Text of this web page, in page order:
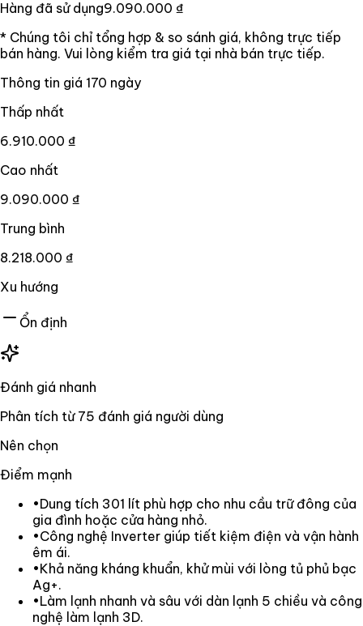
Hàng đã sử dụng9.090.000 ₫
* Chúng tôi chỉ tổng hợp & so sánh giá, không trực tiếp
bán hàng. Vui lòng kiểm tra giá tại nhà bán trực tiếp.
Thông tin giá 170 ngày
Thấp nhất
6.910.000 ₫
Cao nhất
9.090.000 ₫
Trung bình
8.218.000 ₫
Xu hướng
Ổn định
Đánh giá nhanh
Phân tích từ 75 đánh giá người dùng
Nên chọn
Điểm mạnh
•Dung tích 301 lít phù hợp cho nhu cầu trữ đông của
gia đình hoặc cửa hàng nhỏ.
•Công nghệ Inverter giúp tiết kiệm điện và vận hành
êm ái.
•Khả năng kháng khuẩn, khử mùi với lòng tủ phủ bạc
Ag+.
•Làm lạnh nhanh và sâu với dàn lạnh 5 chiều và công
nghệ làm lạnh 3D.